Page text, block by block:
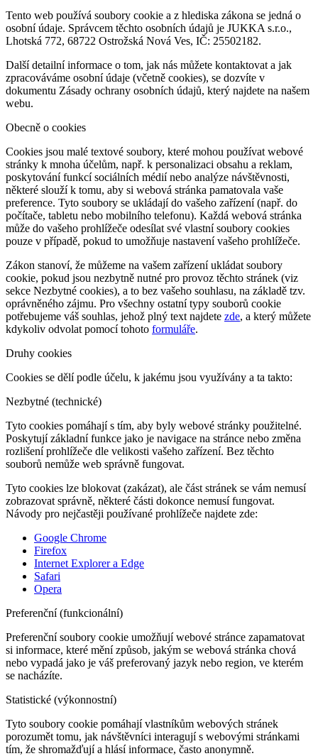
Tento web používá soubory cookie a z hlediska zákona se jedná o
osobní údaje. Správcem těchto osobních údajů je JUKKA s.r.o.,
Lhotská 772, 68722 Ostrožská Nová Ves, IČ: 25502182.
Další detailní informace o tom, jak nás můžete kontaktovat a jak
zpracováváme osobní údaje (včetně cookies), se dozvíte v
dokumentu Zásady ochrany osobních údajů, který najdete na našem
webu.
Obecně o cookies
Cookies jsou malé textové soubory, které mohou používat webové
stránky k mnoha účelům, např. k personalizaci obsahu a reklam,
poskytování funkcí sociálních médií nebo analýze návštěvnosti,
některé slouží k tomu, aby si webová stránka pamatovala vaše
preference. Tyto soubory se ukládají do vašeho zařízení (např. do
počítače, tabletu nebo mobilního telefonu). Každá webová stránka
může do vašeho prohlížeče odesílat své vlastní soubory cookies
pouze v případě, pokud to umožňuje nastavení vašeho prohlížeče.
Zákon stanoví, že můžeme na vašem zařízení ukládat soubory
cookie, pokud jsou nezbytně nutné pro provoz těchto stránek (viz
sekce Nezbytné cookies), a to bez vašeho souhlasu, na základě tzv.
oprávněného zájmu. Pro všechny ostatní typy souborů cookie
potřebujeme váš souhlas, jehož plný text najdete zde, a který můžete
kdykoliv odvolat pomocí tohoto formuláře.
Druhy cookies
Cookies se dělí podle účelu, k jakému jsou využívány a ta takto:
Nezbytné (technické)
Tyto cookies pomáhají s tím, aby byly webové stránky použitelné.
Poskytují základní funkce jako je navigace na stránce nebo změna
rozlišení prohlížeče dle velikosti vašeho zařízení. Bez těchto
souborů nemůže web správně fungovat.
Tyto cookies lze blokovat (zakázat), ale část stránek se vám nemusí
zobrazovat správně, některé části dokonce nemusí fungovat.
Návody pro nejčastěji používané prohlížeče najdete zde:
Google Chrome
Firefox
Internet Explorer a Edge
Safari
Opera
Preferenční (funkcionální)
Preferenční soubory cookie umožňují webové stránce zapamatovat
si informace, které mění způsob, jakým se webová stránka chová
nebo vypadá jako je váš preferovaný jazyk nebo region, ve kterém
se nacházíte.
Statistické (výkonnostní)
Tyto soubory cookie pomáhají vlastníkům webových stránek
porozumět tomu, jak návštěvníci interagují s webovými stránkami
tím, že shromažďují a hlásí informace, často anonymně.